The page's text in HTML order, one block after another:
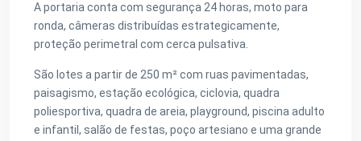
A portaria conta com segurança 24 horas, moto para
ronda, câmeras distribuídas estrategicamente,
proteção perimetral com cerca pulsativa.
São lotes a partir de 250 m² com ruas pavimentadas,
paisagismo, estação ecológica, ciclovia, quadra
poliesportiva, quadra de areia, playground, piscina adulto
e infantil, salão de festas, poço artesiano e uma grande